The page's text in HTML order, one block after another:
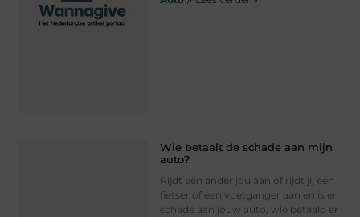
Wie betaalt de schade aan mijn
auto?
Rijdt een ander jou aan of rijdt jij een
fietser of een voetganger aan en is er
schade aan jouw auto, wie betaald er